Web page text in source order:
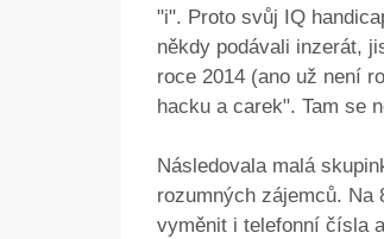
"i". Proto svůj IQ
někdy podávali inzerát,
roce 2014 (ano už není
hacku a carek". Tam se
Následovala malá
rozumných zájemců.
vyměnit i telefonní čísla